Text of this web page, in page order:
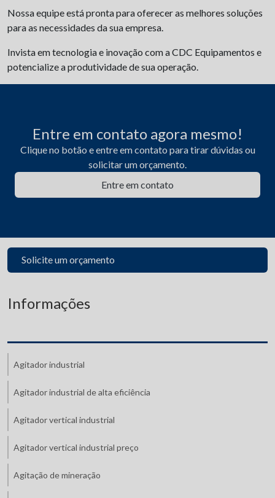
Nossa equipe está pronta para oferecer as melhores soluções
para as necessidades da sua empresa.
Invista em tecnologia e inovação com a CDC Equipamentos e
potencialize a produtividade de sua operação.
Entre em contato agora mesmo!
Clique no botão e entre em contato para tirar dúvidas ou
solicitar um orçamento.
Entre em contato
Solicite um orçamento
Informações
Agitador industrial
Agitador industrial de alta eficiência
Agitador vertical industrial
Agitador vertical industrial preço
Agitação de mineração